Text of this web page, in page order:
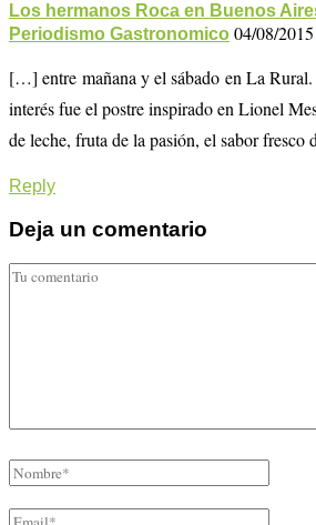
Los hermanos Roca en Buenos
Periodismo Gastronomico 04/08/
[…] entre mañana y el sábado en La Rural.
interés fue el postre inspirado en Lionel
de leche, fruta de la pasión, el sabor
Reply
Deja un comentario